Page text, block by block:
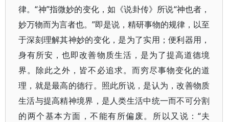
律。“神”指微妙的变化，如《说卦传》所说“神也者，
妙万物而为言者也。”即是说，精研事物的规律，以至
于深刻理解其神妙的变化，是为了实用；便利器用，
身有所安，也即改善物质生活，是为了提高道德境
界。除此之外，皆不必追求。而穷尽事物变化的道
理，就是最高的德行。照此所说，是认为，改善物质
生活与提高精神境界，是人类生活中统一而不可分割
的两个基本方面，不能有所偏废。所以又说：“夫